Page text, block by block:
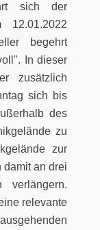
sich der
12.01.2022
begehrt
In dieser
zusätzlich
sich bis
des
zu
zur
damit an drei
verlängern.
relevante